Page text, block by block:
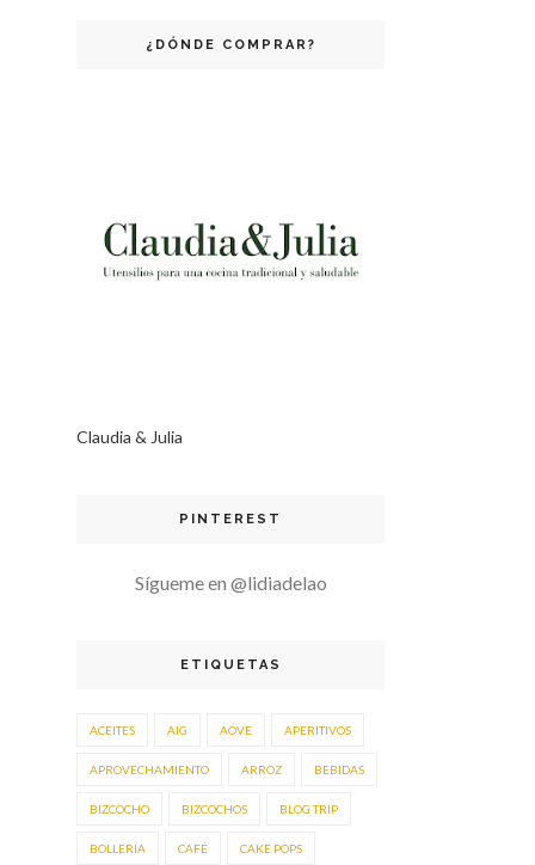
¿DÓNDE COMPRAR?
Claudia & Julia
PINTEREST
Sígueme en @lidiadelao
ETIQUETAS
ACEITES AIG AOVE APERITIVOS
APROVECHAMIENTO ARROZ BEBIDAS
BIZCOCHO BIZCOCHOS BLOG TRIP
BOLLERÍA CAFÉ CAKE POPS